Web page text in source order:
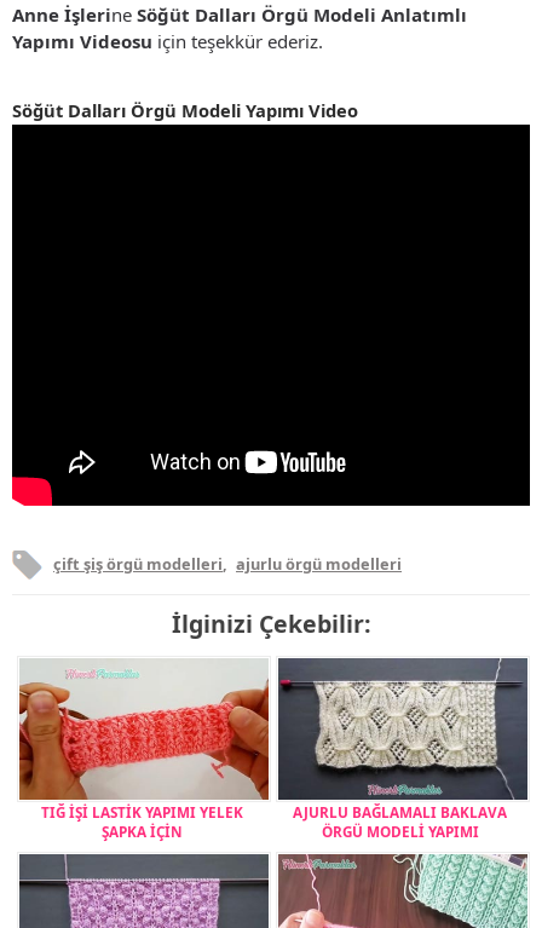
Anne İşlerine Söğüt Dalları Örgü Modeli Anlatımlı
Yapımı Videosu için teşekkür ederiz.
Söğüt Dalları Örgü Modeli Yapımı Video
çift şiş örgü modelleri, ajurlu örgü modelleri
İlginizi Çekebilir:
TIĞ İŞİ LASTİK YAPIMI YELEK
ŞAPKA İÇİN
AJURLU BAĞLAMALI BAKLAVA
ÖRGÜ MODELİ YAPIMI